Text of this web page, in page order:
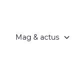
Mag & actus